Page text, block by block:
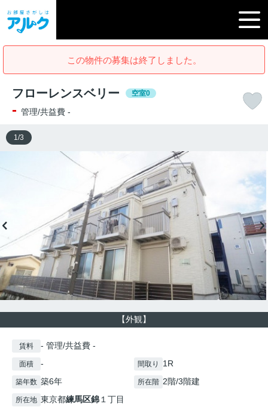
この物件の募集は終了しました。
フローレンスベリー 空室0
- 管理/共益費 -
【外観】
1 /3
賃料 - 管理/共益費 -
面積 - 間取り 1R
築年数 築6年 所在階 2階/3階建
所在地 東京都練馬区錦 １丁目